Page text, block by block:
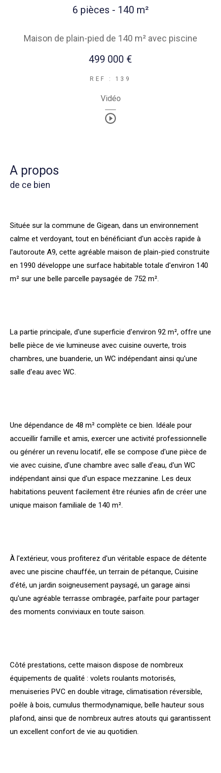
6 pièces - 140 m²
Maison de plain-pied de 140 m² avec piscine
499 000 €
REF : 139
Vidéo
a propos
de ce bien
Située sur la commune de Gigean, dans un environnement
calme et verdoyant, tout en bénéficiant d'un accès rapide à
l'autoroute A9, cette agréable maison de plain-pied construite
en 1990 développe une surface habitable totale d'environ 140
m² sur une belle parcelle paysagée de 752 m².
La partie principale, d'une superficie d'environ 92 m², offre une
belle pièce de vie lumineuse avec cuisine ouverte, trois
chambres, une buanderie, un WC indépendant ainsi qu'une
salle d'eau avec WC.
Une dépendance de 48 m² complète ce bien. Idéale pour
accueillir famille et amis, exercer une activité professionnelle
ou générer un revenu locatif, elle se compose d'une pièce de
vie avec cuisine, d'une chambre avec salle d'eau, d'un WC
indépendant ainsi que d'un espace mezzanine. Les deux
habitations peuvent facilement être réunies afin de créer une
unique maison familiale de 140 m².
À l'extérieur, vous profiterez d'un véritable espace de détente
avec une piscine chauffée, un terrain de pétanque, Cuisine
d'été, un jardin soigneusement paysagé, un garage ainsi
qu'une agréable terrasse ombragée, parfaite pour partager
des moments conviviaux en toute saison.
Côté prestations, cette maison dispose de nombreux
équipements de qualité : volets roulants motorisés,
menuiseries PVC en double vitrage, climatisation réversible,
poêle à bois, cumulus thermodynamique, belle hauteur sous
plafond, ainsi que de nombreux autres atouts qui garantissent
un excellent confort de vie au quotidien.